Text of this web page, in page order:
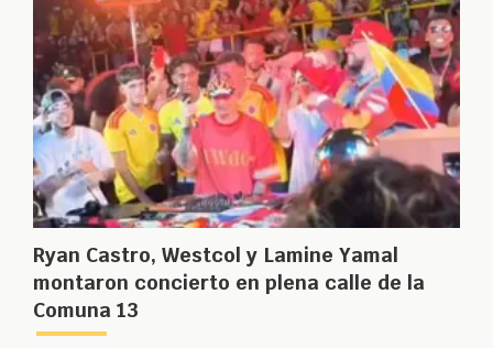
Ryan Castro, Westcol y Lamine Yamal
montaron concierto en plena calle de la
Comuna 13